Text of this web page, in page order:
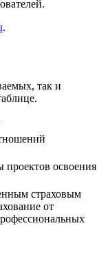
.
так и
проектов освоения
страховым
от